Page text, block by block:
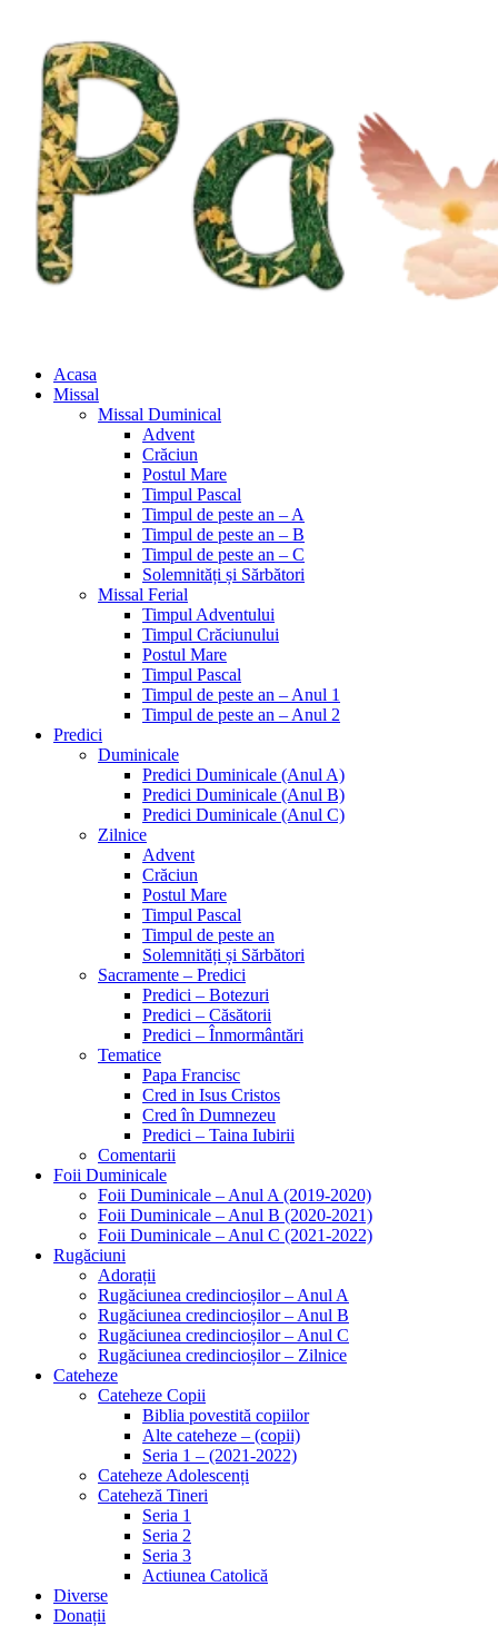
Acasa
Missal
Missal Duminical
Advent
Crăciun
Postul Mare
Timpul Pascal
Timpul de peste an – A
Timpul de peste an – B
Timpul de peste an – C
Solemnități și Sărbători
Missal Ferial
Timpul Adventului
Timpul Crăciunului
Postul Mare
Timpul Pascal
Timpul de peste an – Anul 1
Timpul de peste an – Anul 2
Predici
Duminicale
Predici Duminicale (Anul A)
Predici Duminicale (Anul B)
Predici Duminicale (Anul C)
Zilnice
Advent
Crăciun
Postul Mare
Timpul Pascal
Timpul de peste an
Solemnități și Sărbători
Sacramente – Predici
Predici – Botezuri
Predici – Căsătorii
Predici – Înmormântări
Tematice
Papa Francisc
Cred in Isus Cristos
Cred în Dumnezeu
Predici – Taina Iubirii
Comentarii
Foii Duminicale
Foii Duminicale – Anul A (2019-2020)
Foii Duminicale – Anul B (2020-2021)
Foii Duminicale – Anul C (2021-2022)
Rugăciuni
Adorații
Rugăciunea credincioșilor – Anul A
Rugăciunea credincioșilor – Anul B
Rugăciunea credincioșilor – Anul C
Rugăciunea credincioșilor – Zilnice
Cateheze
Cateheze Copii
Biblia povestită copiilor
Alte cateheze – (copii)
Seria 1 – (2021-2022)
Cateheze Adolescenți
Cateheză Tineri
Seria 1
Seria 2
Seria 3
Actiunea Catolică
Diverse
Donații